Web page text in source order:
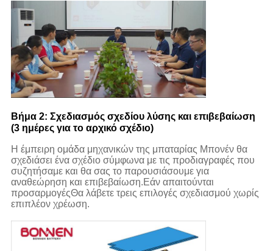
Βήμα 2: Σχεδιασμός σχεδίου λύσης και επιβεβαίωση
(3 ημέρες για το αρχικό σχέδιο)
Η έμπειρη ομάδα μηχανικών της μπαταρίας Μπονέν θα
σχεδιάσει ένα σχέδιο σύμφωνα με τις προδιαγραφές που
συζητήσαμε και θα σας το παρουσιάσουμε για
αναθεώρηση και επιβεβαίωση.Εάν απαιτούνται
προσαρμογέςΘα λάβετε τρεις επιλογές σχεδιασμού χωρίς
επιπλέον χρέωση.